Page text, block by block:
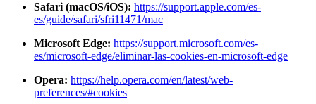
Safari (macOS/iOS): https://support.apple.com/es-
es/guide/safari/sfri11471/mac
Microsoft Edge: https://support.microsoft.com/es-
es/microsoft-edge/eliminar-las-cookies-en-microsoft-edge
Opera: https://help.opera.com/en/latest/web-
preferences/#cookies